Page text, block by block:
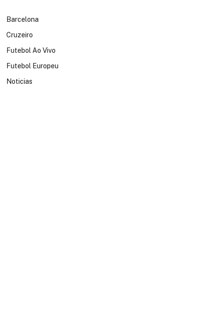
Barcelona
Cruzeiro
Futebol Ao Vivo
Futebol Europeu
Noticias